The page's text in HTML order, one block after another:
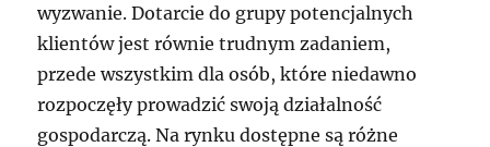
wyzwanie. Dotarcie do grupy potencjalnych
klientów jest równie trudnym zadaniem,
przede wszystkim dla osób, które niedawno
rozpoczęły prowadzić swoją działalność
gospodarczą. Na rynku dostępne są różne